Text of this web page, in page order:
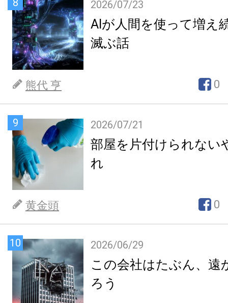
2026/07/23
AIが人間を使って増え
滅ぶ話
熊代 亨 0
9 2026/07/21
部屋を片付けられない
れ
黄金頭 0
10 2026/06/29
この会社はたぶん、遠
ろう